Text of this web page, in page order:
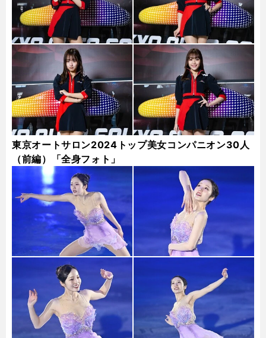
東京オートサロン2024トップ美女コンパニオン30人
（前編）「全身フォト」